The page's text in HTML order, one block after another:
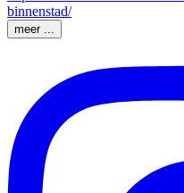
meer ...